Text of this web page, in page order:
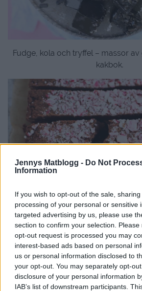
Jennys Matblogg - Do Not
Information
If you wish to opt-out of the sale,
processing of your personal or sensitive
targeted advertising by us, please use
section to confirm your selection.
opt-out request is processed you may
interest-based ads based on personal
us or personal information disclosed to
your opt-out. You may separately opt-
disclosure of your personal information
IAB’s list of downstream participants.
Fudge, kola och tryffel – massor
kakbok.